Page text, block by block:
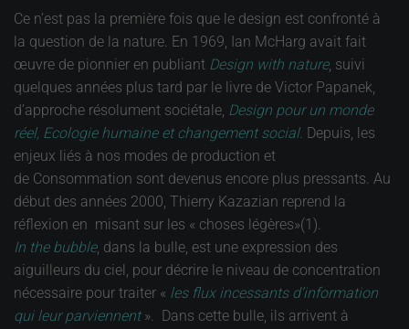
Ce n’est pas la première fois que le design est confronté à
la question de la nature. En 1969, Ian McHarg avait fait
œuvre de pionnier en publiant Design with nature, suivi
quelques années plus tard par le livre de Victor Papanek,
d’approche résolument sociétale, Design pour un monde
réel, Ecologie humaine et changement social. Depuis, les
enjeux liés à nos modes de production et
de Consommation sont devenus encore plus pressants. Au
début des années 2000, Thierry Kazazian reprend la
réflexion en misant sur les « choses légères»(1).
In the bubble, dans la bulle, est une expression des
aiguilleurs du ciel, pour décrire le niveau de concentration
nécessaire pour traiter « les flux incessants d’information
qui leur parviennent». Dans cette bulle, ils arrivent à